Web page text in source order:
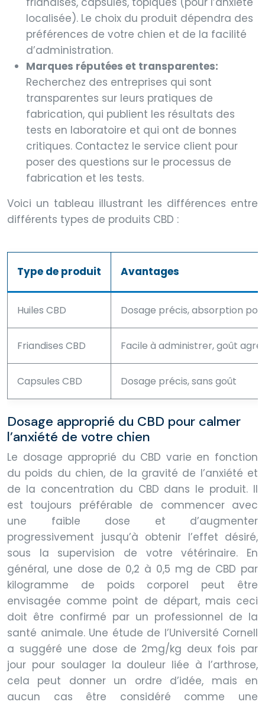
localisée). Le choix du produit dépendra des
préférences de votre chien et de la facilité
d’administration.
Marques réputées et transparentes:
Recherchez des entreprises qui sont
transparentes sur leurs pratiques de
fabrication, qui publient les résultats des
tests en laboratoire et qui ont de bonnes
critiques. Contactez le service client pour
poser des questions sur le processus de
fabrication et les tests.
Voici un tableau illustrant les différences entre
différents types de produits CBD :
Type de produit Avantages
Huiles CBD Dosage précis, absorption
Friandises CBD Facile à administrer, goût
Capsules CBD Dosage précis, sans goût
Dosage approprié du CBD pour calmer
l’anxiété de votre chien
Le dosage approprié du CBD varie en fonction
du poids du chien, de la gravité de l’anxiété et
de la concentration du CBD dans le produit. Il
est toujours préférable de commencer avec
une faible dose et d’augmenter
progressivement jusqu’à obtenir l’effet désiré,
sous la supervision de votre vétérinaire. En
général, une dose de 0,2 à 0,5 mg de CBD par
kilogramme de poids corporel peut être
envisagée comme point de départ, mais ceci
doit être confirmé par un professionnel de la
santé animale. Une étude de l’Université Cornell
a suggéré une dose de 2mg/kg deux fois par
jour pour soulager la douleur liée à l’arthrose,
cela peut donner un ordre d’idée, mais en
aucun cas être considéré comme une